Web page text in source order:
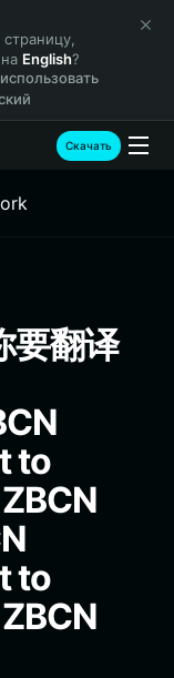
English?
Скачать
要翻译
to
to